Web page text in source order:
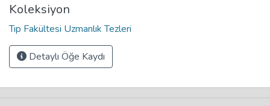
Koleksiyon
Tıp Fakültesi Uzmanlık Tezleri
Detaylı Öğe Kaydı